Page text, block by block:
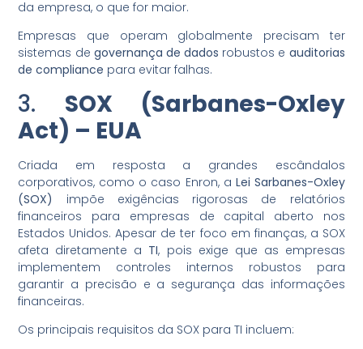
da empresa, o que for maior.
Empresas que operam globalmente precisam ter
sistemas de governança de dados robustos e auditorias
de compliance para evitar falhas.
3. SOX (Sarbanes-Oxley
Act) – EUA
Criada em resposta a grandes escândalos
corporativos, como o caso Enron, a Lei Sarbanes-Oxley
(SOX)
impõe exigências rigorosas de relatórios
financeiros para empresas de capital aberto nos
Estados Unidos. Apesar de ter foco em finanças, a SOX
afeta diretamente a TI, pois exige que as empresas
implementem controles internos robustos para
garantir a precisão e a segurança das informações
financeiras.
Os principais requisitos da SOX para TI incluem: